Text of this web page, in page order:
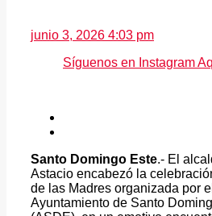
junio 3, 2026 4:03 pm
Síguenos en Instagram
Santo Domingo Este.- El
Astacio encabezó la
de las Madres organizada por el
Ayuntamiento de Santo